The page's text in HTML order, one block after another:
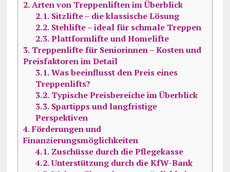
2.Arten von Treppenliften im Überblick
2.1.Sitzlifte – die klassische Lösung
2.2.Stehlifte – ideal für schmale Treppen
2.3.Plattformlifte und Homelifte
3.Treppenlifte für Seniorinnen – Kosten und
Preisfaktoren im Detail
3.1.Was beeinflusst den Preis eines
Treppenlifts?
3.2.Typische Preisbereiche im Überblick
3.3.Spartipps und langfristige
Perspektiven
4.Förderungen und
Finanzierungsmöglichkeiten
4.1.Zuschüsse durch die Pflegekasse
4.2.Unterstützung durch die KfW-Bank